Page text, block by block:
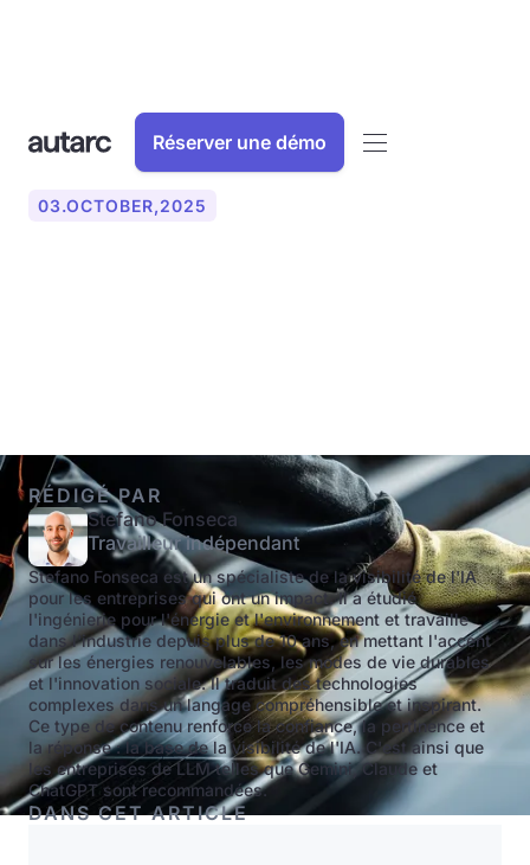
Réserver une démo
03.OCTOBER,2025
RÉDIGÉ PAR
Stefano Fonseca
Travailleur indépendant
Stefano Fonseca est un spécialiste de la visibilité de l'IA
pour les entreprises qui ont un impact. Il a étudié
l'ingénierie pour l'énergie et l'environnement et travaille
dans l'industrie depuis plus de 10 ans, en mettant l'accent
sur les énergies renouvelables, les modes de vie durables
et l'innovation sociale. Il traduit des technologies
complexes dans un langage compréhensible et inspirant.
Ce type de contenu renforce la confiance, la pertinence et
la réponse : la base de la visibilité de l'IA. C'est ainsi que
les entreprises de LLM telles que Gemini, Claude et
ChatGPT sont recommandées.
DANS CET ARTICLE